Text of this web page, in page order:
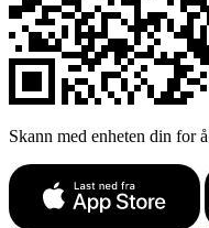
Skann med enheten din for